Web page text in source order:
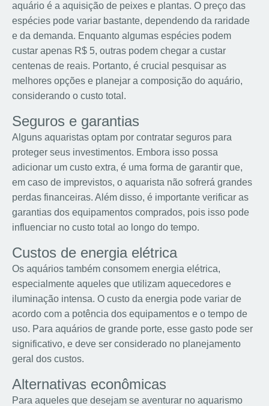
aquário é a aquisição de peixes e plantas. O preço das
espécies pode variar bastante, dependendo da raridade
e da demanda. Enquanto algumas espécies podem
custar apenas R$ 5, outras podem chegar a custar
centenas de reais. Portanto, é crucial pesquisar as
melhores opções e planejar a composição do aquário,
considerando o custo total.
Seguros e garantias
Alguns aquaristas optam por contratar seguros para
proteger seus investimentos. Embora isso possa
adicionar um custo extra, é uma forma de garantir que,
em caso de imprevistos, o aquarista não sofrerá grandes
perdas financeiras. Além disso, é importante verificar as
garantias dos equipamentos comprados, pois isso pode
influenciar no custo total ao longo do tempo.
Custos de energia elétrica
Os aquários também consomem energia elétrica,
especialmente aqueles que utilizam aquecedores e
iluminação intensa. O custo da energia pode variar de
acordo com a potência dos equipamentos e o tempo de
uso. Para aquários de grande porte, esse gasto pode ser
significativo, e deve ser considerado no planejamento
geral dos custos.
Alternativas econômicas
Para aqueles que desejam se aventurar no aquarismo